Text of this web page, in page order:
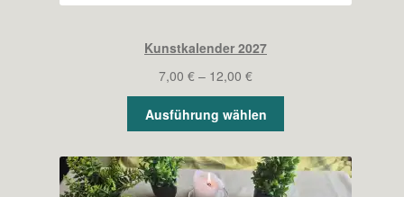
Kunstkalender 2027
7,00 € – 12,00 €Preisspanne:
7,00 €
bis
12,00 €
Ausführung wählen